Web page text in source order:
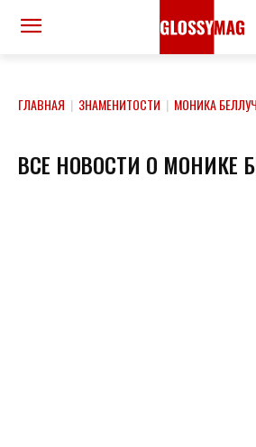
ГЛАВНАЯ | ЗНАМЕНИТОСТИ | МОНИКА
ВСЕ НОВОСТИ О МОНИКЕ